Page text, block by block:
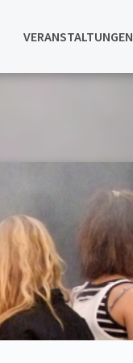
VERANSTALTUNGEN